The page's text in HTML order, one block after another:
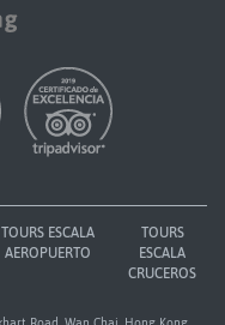
TOURS ESCALA
AEROPUERTO
TOURS
ESCALA
CRUCEROS